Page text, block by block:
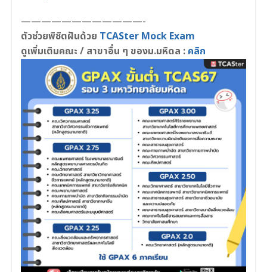
————————————-
ตัวช่วยพิชิตฝันด้วย TCASter Mock Exam
ดูเพิ่มเติมคณะ / สาขาอื่น ๆ ของม.มหิดล : คลิก